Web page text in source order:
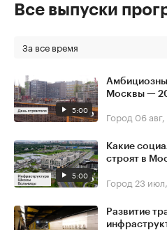
Все выпуски
За все время
5:00
Москвы —
Город 06
5:00
Какие
строят в
Город 23
Развитие